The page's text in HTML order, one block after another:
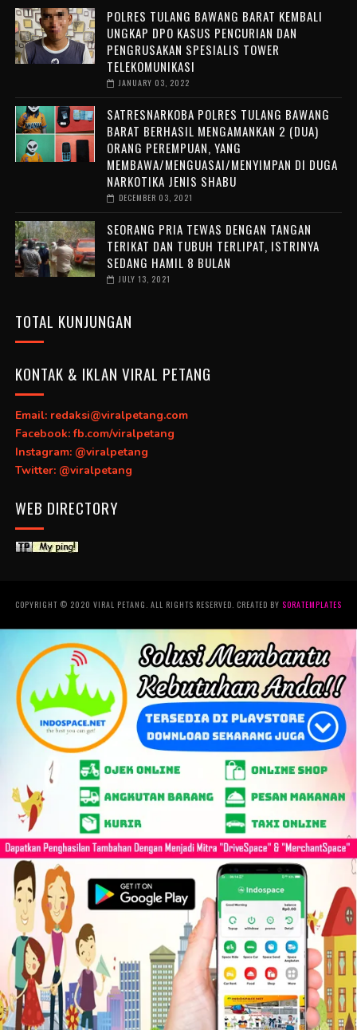
POLRES TULANG BAWANG BARAT KEMBALI
UNGKAP DPO KASUS PENCURIAN DAN
PENGRUSAKAN SPESIALIS TOWER
TELEKOMUNIKASI
JANUARY 03, 2022
SATRESNARKOBA POLRES TULANG BAWANG
BARAT BERHASIL MENGAMANKAN 2 (DUA)
ORANG PEREMPUAN, YANG
MEMBAWA/MENGUASAI/MENYIMPAN DI DUGA
NARKOTIKA JENIS SHABU
DECEMBER 03, 2021
SEORANG PRIA TEWAS DENGAN TANGAN
TERIKAT DAN TUBUH TERLIPAT, ISTRINYA
SEDANG HAMIL 8 BULAN
JULY 13, 2021
TOTAL KUNJUNGAN
KONTAK & IKLAN VIRAL PETANG
Email: redaksi@viralpetang.com
Facebook: fb.com/viralpetang
Instagram: @viralpetang
Twitter: @viralpetang
WEB DIRECTORY
COPYRIGHT © 2020 VIRAL PETANG. ALL RIGHTS RESERVED. CREATED BY SORATEMPLATES